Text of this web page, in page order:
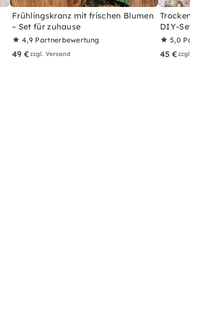
Frühlingskranz mit frischen Blumen
– Set für zuhause
4,9 Partnerbewertung
49 €zzgl. Versand
DIY-Set für
5,0
45 €zzgl.